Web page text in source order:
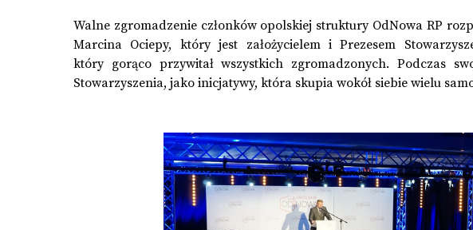
Walne zgromadzenie członków opolskiej struktury OdNowa RP
Marcina Ociepy, który jest założycielem i Prezesem
który gorąco przywitał wszystkich zgromadzonych. Podczas
Stowarzyszenia, jako inicjatywy, która skupia wokół siebie wielu